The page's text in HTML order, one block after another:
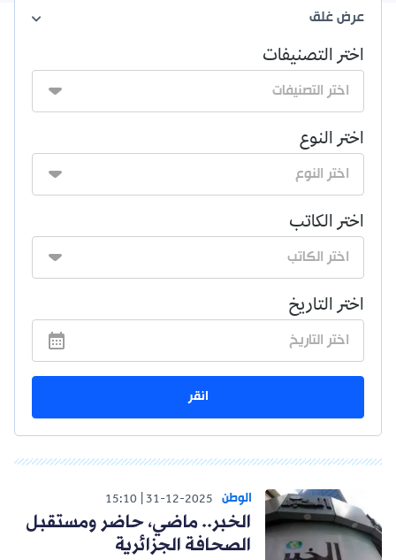
عرضغلق
اختر التصنيفات
اختر النوع
اختر الكاتب
اختر التاريخ
انقر
الوطن 31-12-2025
15:10
الخبر.. ماضي، حاضر ومستقبل
الصحافة الجزائرية